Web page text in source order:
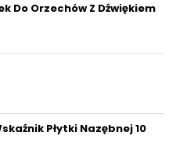
Do Orzechów Z Dźwiękiem
Płytki Nazębnej 10